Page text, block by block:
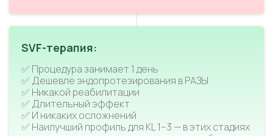
SVF-терапия:
✅ Процедура занимает 1 день
✅ Дешевле эндопротезирования в РАЗЫ
✅ Никакой реабилитации
✅ Длительный эффект
✅ И никаких осложнений
✅ Наилучший профиль для KL 1–3 — в этих стадиях